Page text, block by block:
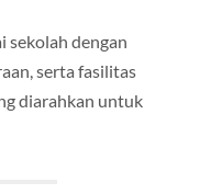
sekolah dengan
serta fasilitas
diarahkan untuk